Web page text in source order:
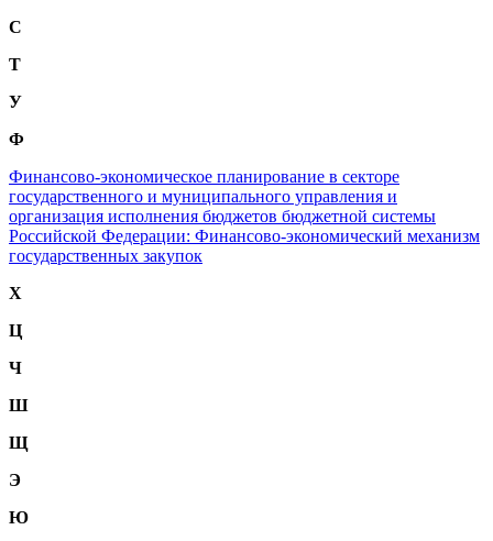
С
Т
У
Ф
Финансово-экономическое планирование в секторе
государственного и муниципального управления и
организация исполнения бюджетов бюджетной системы
Российской Федерации: Финансово-экономический механизм
государственных закупок
Х
Ц
Ч
Ш
Щ
Э
Ю